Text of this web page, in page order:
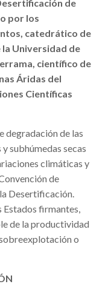
de
por los
, catedrático de
la Universidad de
, científico de
Áridas del
Científicas
degradación de las
subhúmedas secas
climáticas y
de
Desertificación.
Estados firmantes,
de la productividad
o